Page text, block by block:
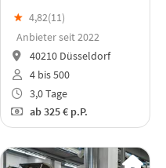
★ 4,82(11)
Anbieter seit 2022
40210 Düsseldorf
4 bis 500
3,0 Tage
ab325 € p.P.